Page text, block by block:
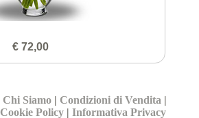
€ 72,00
Chi Siamo | Condizioni di Vendita |
Cookie Policy |Informativa Privacy